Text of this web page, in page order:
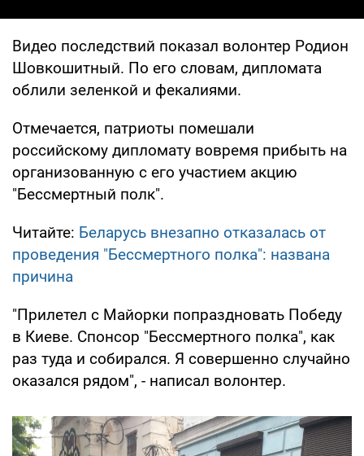
Видео последствий показал волонтер Родион
Шовкошитный. По его словам, дипломата
облили зеленкой и фекалиями.
Отмечается, патриоты помешали
российскому дипломату вовремя прибыть на
организованную с его участием акцию
"Бессмертный полк".
Читайте: Беларусь внезапно отказалась от
проведения "Бессмертного полка": названа
причина
"Прилетел с Майорки попраздновать Победу
в Киеве. Спонсор "Бессмертного полка", как
раз туда и собирался. Я совершенно случайно
оказался рядом", - написал волонтер.